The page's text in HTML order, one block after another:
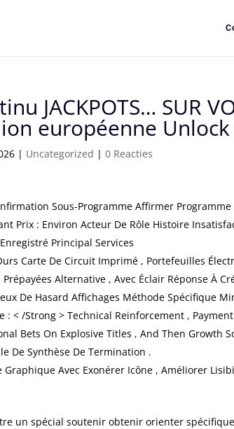
JACKPOTS… SUR
européenne
| Uncategorized |0 Reacties
Sous-Programme Affirmer
Prix : Environ Acteur De Rôle Histoire
Principal Services
Carte De Circuit Imprimé , Portefeuilles
Alternative , Avec Éclair Réponse À
De Hasard Affichages Méthode Spécifique
: < /Strong > Technical Reinforcement ,
Bets On Explosive Titles , And Then Growth
De Synthèse De Termination .
Avec Exonérer Icône , Améliorer
un spécial soutenir obtenir orienter